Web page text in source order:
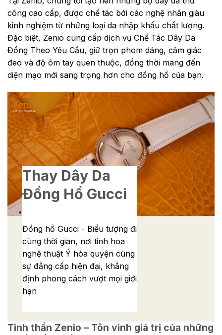
công cao cấp, được chế tác bởi các nghệ nhân giàu
kinh nghiệm từ những loại da nhập khẩu chất lượng.
Đặc biệt, Zenio cung cấp dịch vụ Chế Tác Dây Da
Đồng Theo Yêu Cầu, giữ trọn phom dáng, cảm giác
đeo và độ ôm tay quen thuộc, đồng thời mang đến
diện mạo mới sang trọng hơn cho đồng hồ của bạn.
Thay Dây Da
Đồng Hồ Gucci
Đồng hồ Gucci - Biểu tượng đi
cùng thời gian, nơi tinh hoa
nghệ thuật Ý hòa quyện cùng
sự đẳng cấp hiện đại, khẳng
định phong cách vượt mọi giới
hạn
Tinh thần Zenio – Tôn vinh giá trị của những